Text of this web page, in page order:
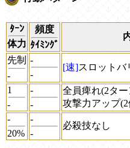
ﾀｰﾝ
体力
頻度
ﾀｲﾐﾝｸﾞ
先制
-
-
-
[速]スロットバ
1
-
-
-
全員痺れ(2ター
攻撃力アップ
-
20%
-
-
必殺技なし